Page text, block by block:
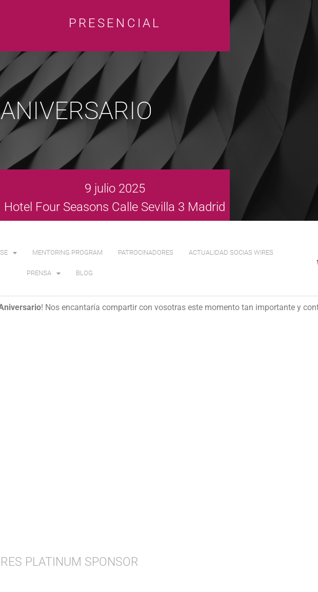
PRESENCIAL
9 julio 2025
Hotel Four Seasons Calle Sevilla 3 Madrid
MENTORING PROGRAM PATROCINADORES ACTUALIDAD SOCIAS WIRES
PRENSA BLOG
! Nos encantaría compartir con vosotras este momento tan importante y
PLATINUM SPONSOR